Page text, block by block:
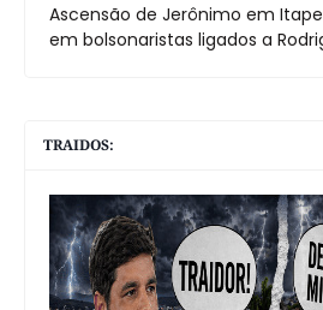
Ascensão de Jerônimo em
em bolsonaristas ligados a
TRAIDOS: